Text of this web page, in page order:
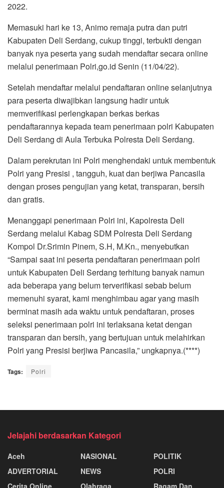
2022.
Memasuki hari ke 13, Animo remaja putra dan putri
Kabupaten Deli Serdang, cukup tinggi, terbukti dengan
banyak nya peserta yang sudah mendaftar secara online
melalui penerimaan Polri,go.id Senin (11/04/22).
Setelah mendaftar melalui pendaftaran online selanjutnya
para peserta diwajibkan langsung hadir untuk
memverifikasi perlengkapan berkas berkas
pendaftarannya kepada team penerimaan polri Kabupaten
Deli Serdang di Aula Terbuka Polresta Deli Serdang.
Dalam perekrutan ini Polri menghendaki untuk membentuk
Polri yang Presisi , tangguh, kuat dan berjiwa Pancasila
dengan proses pengujian yang ketat, transparan, bersih
dan gratis.
Menanggapi penerimaan Polri ini, Kapolresta Deli
Serdang melalui Kabag SDM Polresta Deli Serdang
Kompol Dr.Srimin Pinem, S.H, M.Kn., menyebutkan
“Sampai saat ini peserta pendaftaran penerimaan polri
untuk Kabupaten Deli Serdang terhitung banyak namun
ada beberapa yang belum terverifikasi sebab belum
memenuhi syarat, kami menghimbau agar yang masih
berminat masih ada waktu untuk pendaftaran, proses
seleksi penerimaan polri ini terlaksana ketat dengan
transparan dan bersih, yang bertujuan untuk melahirkan
Polri yang Presisi berjiwa Pancasila,” ungkapnya.(****)
Tags: Polri
Jelajahi berdasarkan Kategori
Aceh
ADVERTORIAL
NASIONAL
NEWS
POLITIK
POLRI